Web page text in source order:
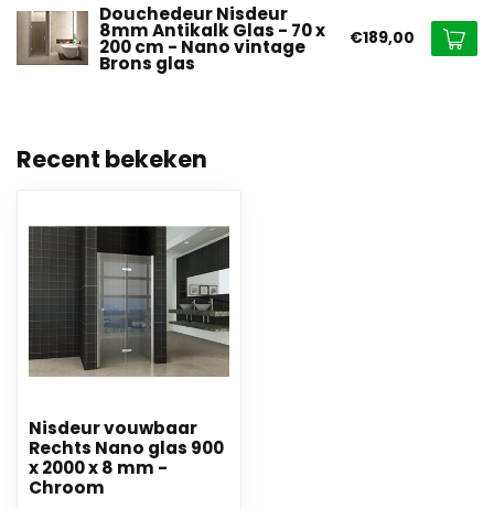
Douchedeur Nisdeur
8mm Antikalk Glas - 70 x
200 cm - Nano vintage
Brons glas
€189,00
Recent bekeken
Nisdeur vouwbaar
Rechts Nano glas 900
x 2000 x 8 mm -
Chroom